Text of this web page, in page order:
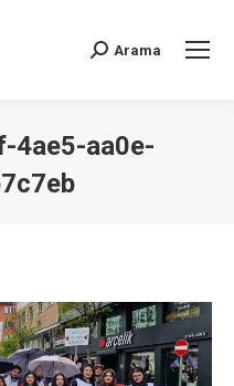
Arama
4ae5-aa0e-